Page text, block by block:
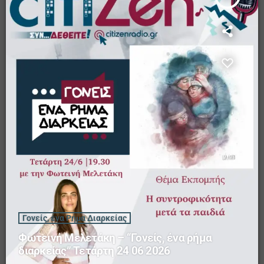
Γονείς, ένα Ρήμα Διαρκείας
Φωτεινή Μελετάκη – “Γονείς, ένα ρήμα
διαρκείας” Τετάρτη 24 06 2026